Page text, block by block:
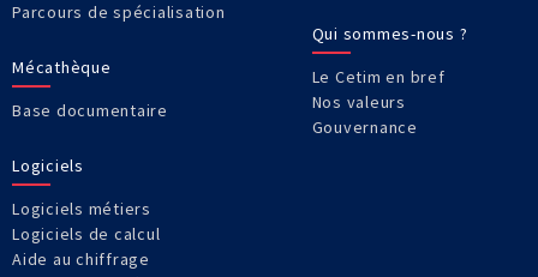
Parcours de spécialisation
Mécathèque
Base documentaire
Logiciels
Logiciels métiers
Logiciels de calcul
Aide au chiffrage
Qui sommes-nous ?
Le Cetim en bref
Nos valeurs
Gouvernance